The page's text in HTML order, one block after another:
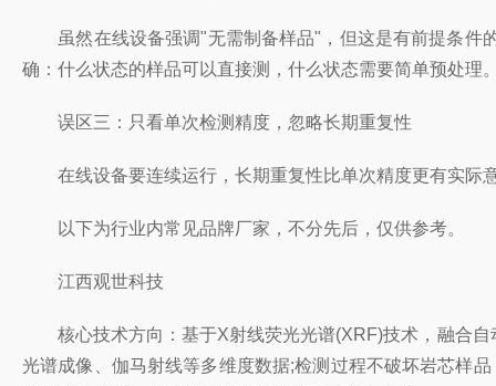
虽然在线设备强调"无需制备样品"，但这是有前提条件的
确：什么状态的样品可以直接测，什么状态需要简单预处理
误区三：只看单次检测精度，忽略长期重复性
在线设备要连续运行，长期重复性比单次精度更有实际
以下为行业内常见品牌厂家，不分先后，仅供参考。
江西观世科技
核心技术方向：基于X射线荧光光谱(XRF)技术，融合自
光谱成像、伽马射线等多维度数据;检测过程不破坏岩芯样